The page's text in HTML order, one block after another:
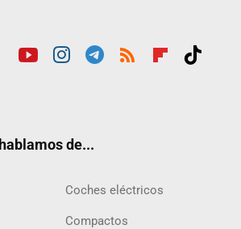
de...
Coches eléctricos
Compactos